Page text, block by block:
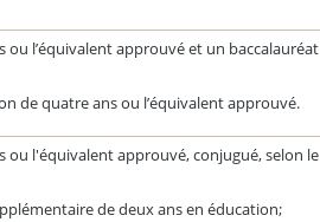
ou l’équivalent approuvé et un baccalauréat
de quatre ans ou l’équivalent approuvé.
ou l'équivalent approuvé, conjugué, selon le
de deux ans en éducation;